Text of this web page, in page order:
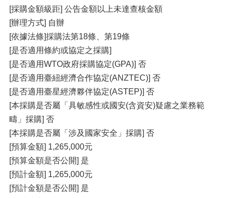
[採購金額級距] 公告金額以上未達查核金額
[辦理方式] 自辦
[依據法條]採購法第18條、第19條
[是否適用條約或協定之採購]
[是否適用WTO政府採購協定(GPA)] 否
[是否適用臺紐經濟合作協定(ANZTEC)] 否
[是否適用臺星經濟夥伴協定(ASTEP)] 否
[本採購是否屬「具敏感性或國安(含資安)疑慮之業務範
疇」採購] 否
[本採購是否屬「涉及國家安全」採購] 否
[預算金額] 1,265,000元
[預算金額是否公開] 是
[預計金額] 1,265,000元
[預計金額是否公開] 是